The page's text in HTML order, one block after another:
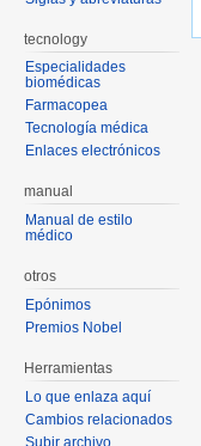
tecnology
Especialidades
biomédicas
Farmacopea
Tecnología médica
Enlaces electrónicos
manual
Manual de estilo
médico
otros
Epónimos
Premios Nobel
Herramientas
Lo que enlaza aquí
Cambios relacionados
Subir archivo